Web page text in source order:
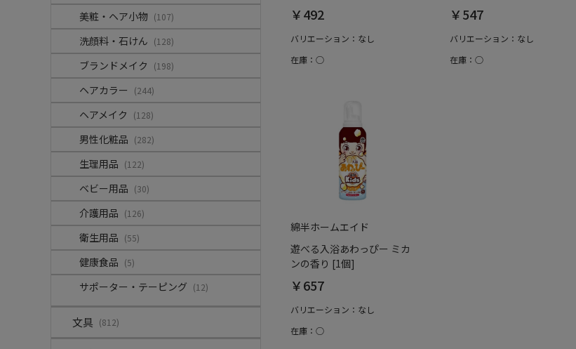
美粧・ヘア小物 (107)
洗顔料・石けん (128)
ブランドメイク (198)
ヘアカラー (244)
ヘアメイク (128)
男性化粧品 (282)
生理用品 (122)
ベビー用品 (30)
介護用品 (126)
衛生用品 (55)
健康食品 (5)
サポーター・テーピング (12)
文具 (812)
￥492
バリエーション：なし
在庫：○
￥547
バリエーション：なし
在庫：○
綿半ホームエイド
遊べる入浴あわっぴー ミカ
ンの香り [1個]
￥657
バリエーション：なし
在庫：○